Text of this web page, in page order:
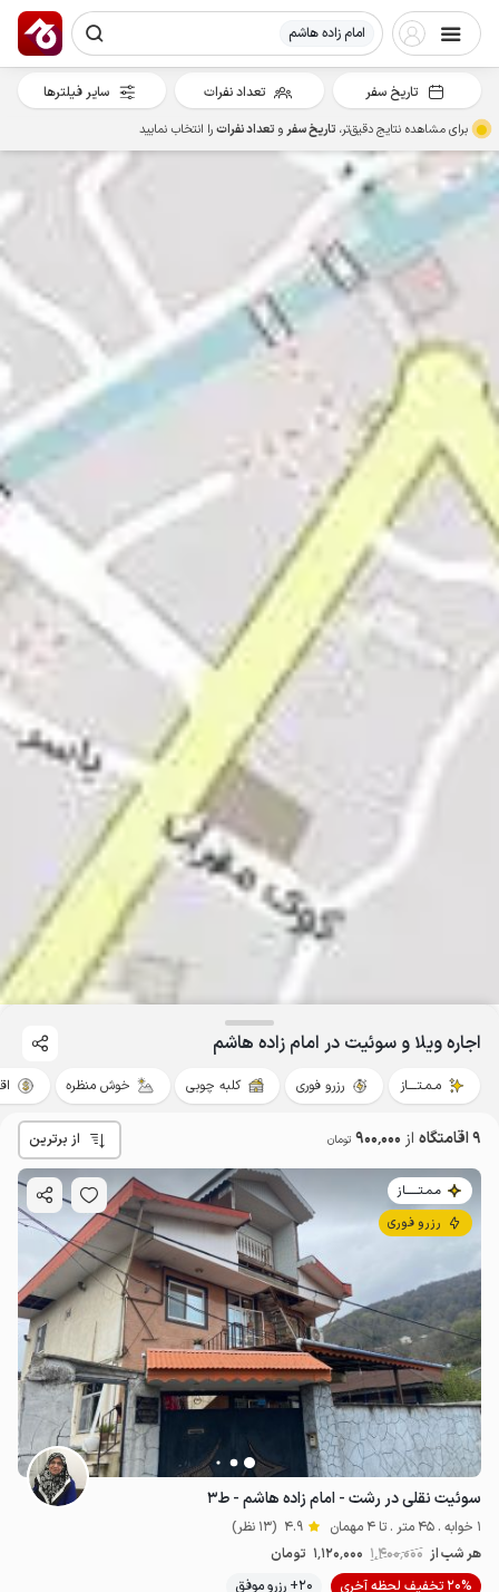
امام زاده هاشم
اجاره ویلا و سوئیت در امام زاده هاشم
مـمـتــــاز رزرو فوری کلبه چوبی خوش منظره
9 اقامتگاه از 900٬000 تومان از برترین
مـمـتــــــاز
رزرو فوری
سوئیت نقلی در رشت - امام زاده هاشم - ط۳
1 خوابه . 45 متر . تا 4 مهمان 4.9 (13 نظر)
هر شب از 1٬400٬000 1٬120٬000 تومان
20% تخفیف لحظه آخری
20+ رزرو موفق
تاریخ سفر تعداد نفرات سایر فیلترها
برای مشاهده نتایج دقیق‌تر، تاریخ سفرو تعداد نفراترا انتخاب نمایید